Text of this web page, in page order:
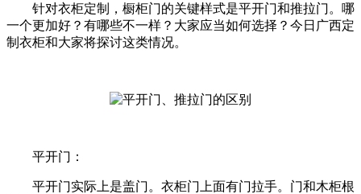
针对衣柜定制，橱柜门的关键样式是平开门和推拉门。哪
一个更加好？有哪些不一样？大家应当如何选择？今日广西定
制衣柜和大家将探讨这类情况。
平开门：
平开门实际上是盖门。衣柜门上面有门拉手。门和木柜根